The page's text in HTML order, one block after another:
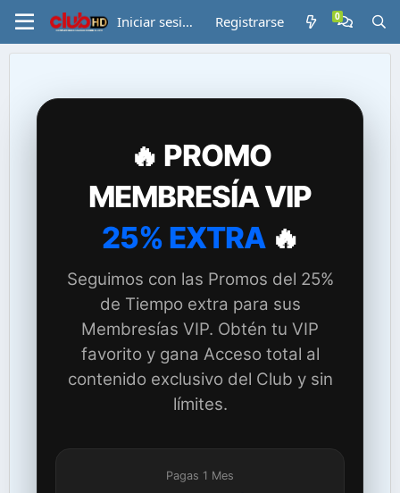
Iniciar sesión Registrarse
🔥 PROMO
MEMBRESÍA VIP
25% EXTRA🔥
Seguimos con las Promos del 25%
de Tiempo extra para sus
Membresías VIP. Obtén tu VIP
favorito y gana Acceso total al
contenido exclusivo del Club y sin
límites.
Pagas 1 Mes